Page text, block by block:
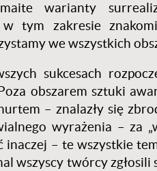
warianty
tym zakresie
we wszystkich
sukcesach
obszarem sztuki
– znalazły się
wyrażenia – za
inaczej – te wszystkie
wszyscy twórcy